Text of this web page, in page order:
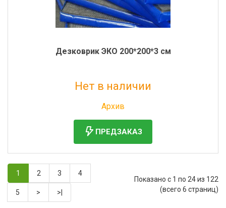
Дезковрик ЭКО 200*200*3 см
Нет в наличии
Архив
ПРЕДЗАКАЗ
1 2 3 4
5 > >|
Показано с 1 по 24 из 122
(всего 6 страниц)